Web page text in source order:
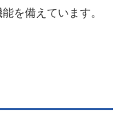
を備えています。